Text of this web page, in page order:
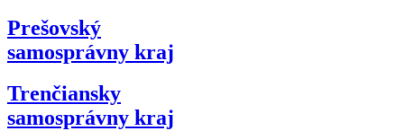
Prešovský
samosprávny kraj
Trenčiansky
samosprávny kraj